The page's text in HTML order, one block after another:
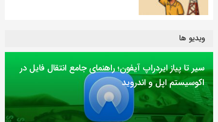
ویدیو ها
سیر تا پیاز ایردراپ آیفون؛ راهنمای جامع انتقال فایل در
اکوسیستم اپل و اندروید